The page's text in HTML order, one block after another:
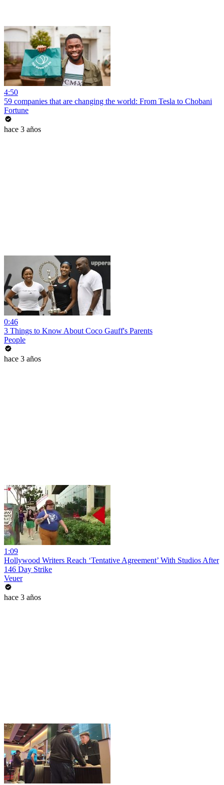
4:50
59 companies that are changing the world: From Tesla to Chobani
Fortune
hace 3 años
0:46
3 Things to Know About Coco Gauff's Parents
People
hace 3 años
1:09
Hollywood Writers Reach ‘Tentative Agreement’ With Studios After
146 Day Strike
Veuer
hace 3 años